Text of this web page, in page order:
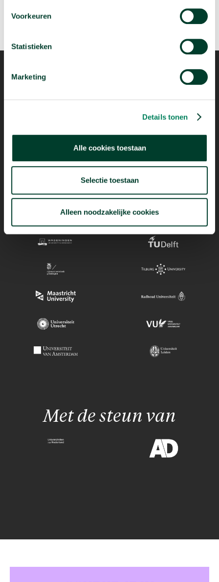
Voorkeuren
Statistieken
Marketing
Details tonen
Alle cookies toestaan
Selectie toestaan
Alleen noodzakelijke cookies
Mogelijk dankzij
Met de steun van